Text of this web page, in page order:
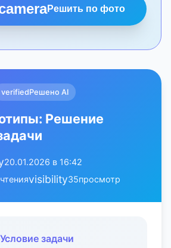
Решить по фото
verifiedРешено AI
Решение
20.01.2026 в 16:42
visibility35просмотр
Условие задачи